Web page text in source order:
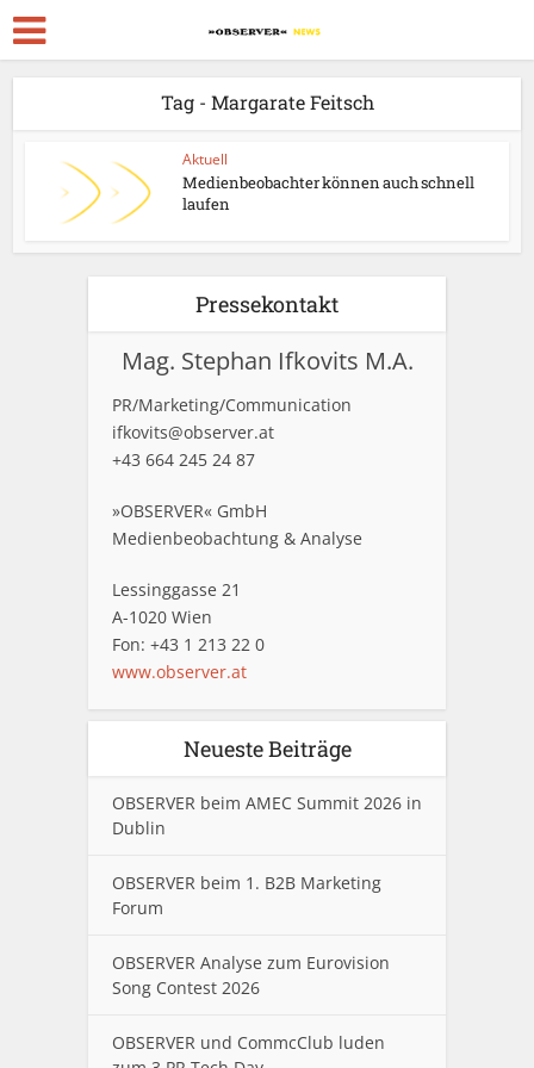
Tag - Margarate Feitsch
Aktuell
Medienbeobachter können auch schnell
laufen
Pressekontakt
Mag. Stephan Ifkovits M.A.
PR/Marketing/Communication
ifkovits@observer.at
+43 664 245 24 87
»OBSERVER« GmbH
Medienbeobachtung & Analyse
Lessinggasse 21
A-1020 Wien
Fon: +43 1 213 22 0
www.observer.at
Neueste Beiträge
OBSERVER beim AMEC Summit 2026 in
Dublin
OBSERVER beim 1. B2B Marketing
Forum
OBSERVER Analyse zum Eurovision
Song Contest 2026
OBSERVER und CommcClub luden